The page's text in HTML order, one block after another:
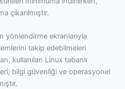
çıkarılmıştır.
yönlendirme ekranlarıyla
takip edebilmeleri
kullanılan Linux tabanlı
bilgi güvenliği ve operasyonel